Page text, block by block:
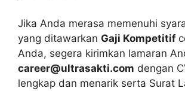
Jika Anda merasa memenuhi
yang ditawarkan Gaji Kompetitif
Anda, segera kirimkan lamaran
career@ultrasakti.com dengan
lengkap dan menarik serta Surat